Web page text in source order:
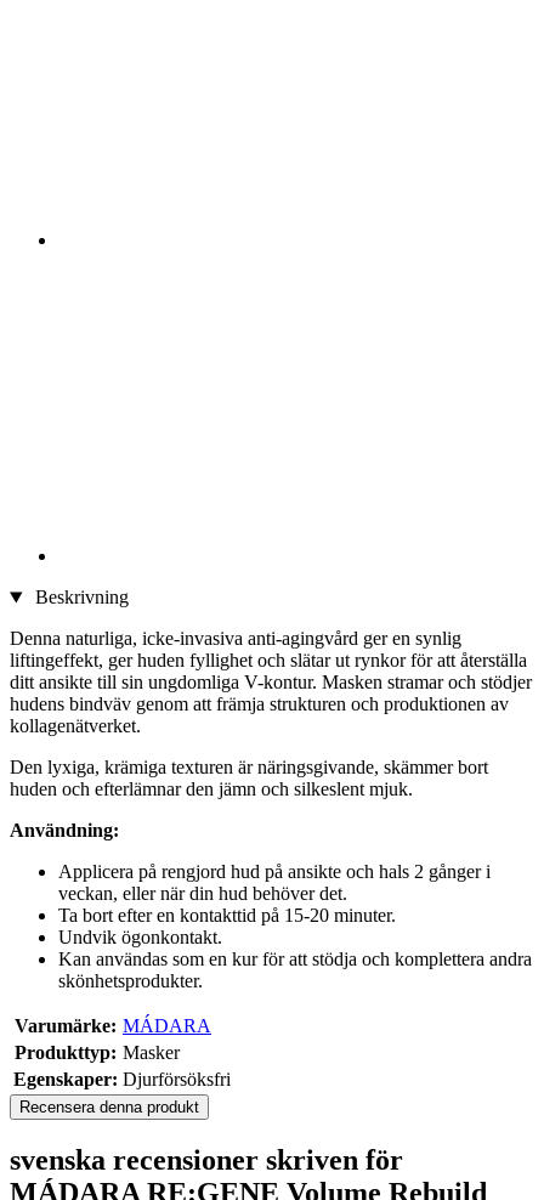
Beskrivning
Denna naturliga, icke-invasiva anti-agingvård ger en synlig
liftingeffekt, ger huden fyllighet och slätar ut rynkor för att återställa
ditt ansikte till sin ungdomliga V-kontur. Masken stramar och stödjer
hudens bindväv genom att främja strukturen och produktionen av
kollagenätverket.
Den lyxiga, krämiga texturen är näringsgivande, skämmer bort
huden och efterlämnar den jämn och silkeslent mjuk.
Användning:
Applicera på rengjord hud på ansikte och hals 2 gånger i
veckan, eller när din hud behöver det.
Ta bort efter en kontakttid på 15-20 minuter.
Undvik ögonkontakt.
Kan användas som en kur för att stödja och komplettera andra
skönhetsprodukter.
Varumärke: MÁDARA
Produkttyp: Masker
Egenskaper: Djurförsöksfri
Recensera denna produkt
svenska recensioner skriven för
MÁDARA RE:GENE Volume Rebuild